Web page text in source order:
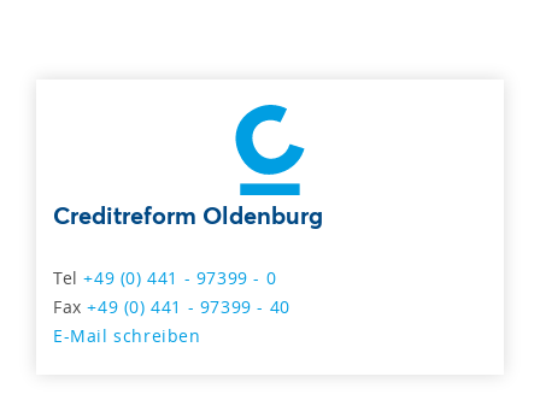
Creditreform Oldenburg
Tel+49 (0) 441 - 97399 - 0
Fax+49 (0) 441 - 97399 - 40
E-Mail schreiben